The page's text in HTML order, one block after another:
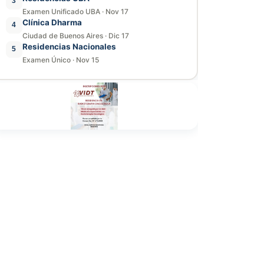
Examen Unificado UBA · Nov 17
4 Clínica Dharma
Ciudad de Buenos Aires · Dic 17
5 Residencias Nacionales
Examen Único · Nov 15